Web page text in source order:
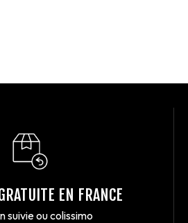
EN FRANCE
suivie ou colissimo